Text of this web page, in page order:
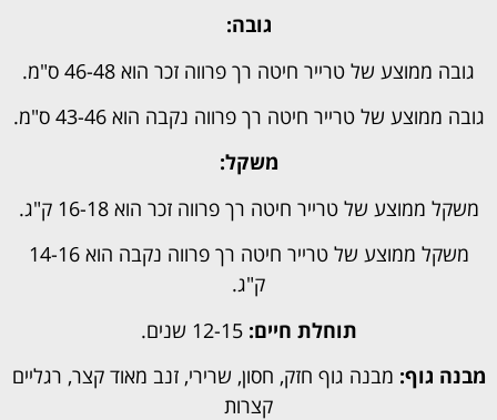
גובה:
גובה ממוצע של טרייר חיטה רך פרווה זכר הוא 46-48 ס"מ.
גובה ממוצע של טרייר חיטה רך פרווה נקבה הוא 43-46 ס"מ.
משקל:
משקל ממוצע של טרייר חיטה רך פרווה זכר הוא 16-18 ק"ג.
משקל ממוצע של טרייר חיטה רך פרווה נקבה הוא 14-16
ק"ג.
תוחלת חיים: 12-15 שנים.
מבנה גוף: מבנה גוף חזק, חסון, שרירי, זנב מאוד קצר, רגליים
קצרות